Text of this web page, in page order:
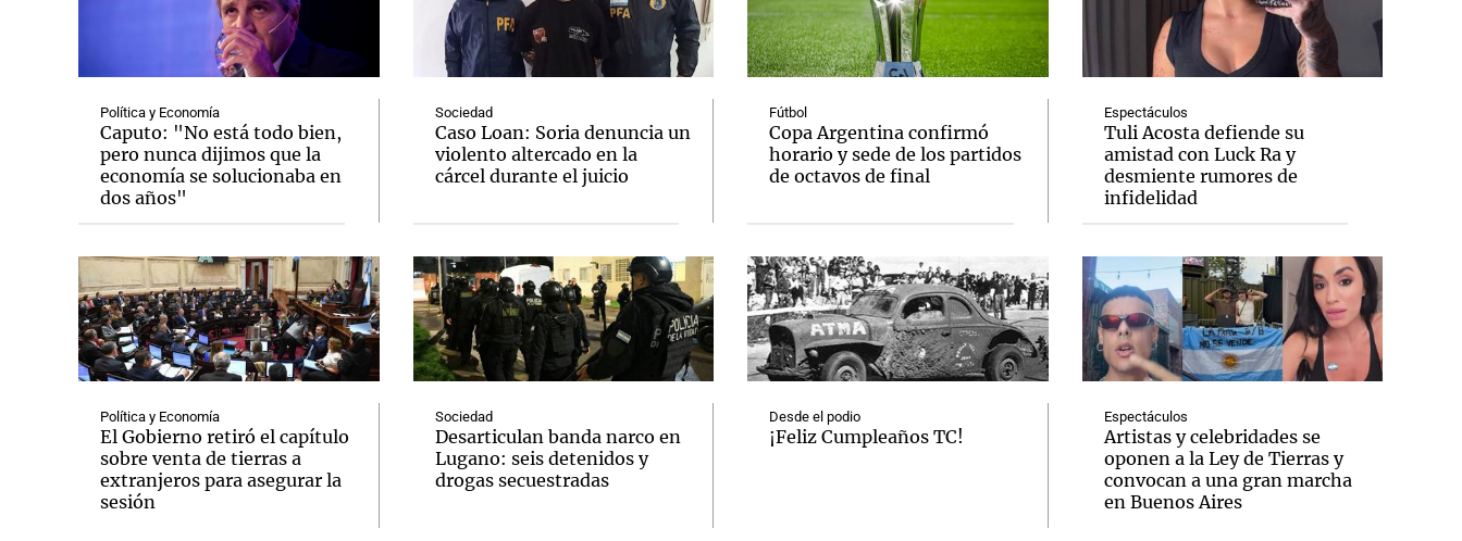
Política y Economía
Caputo: "No está todo bien,
pero nunca dijimos que la
economía se solucionaba en
dos años"
Política y Economía
El Gobierno retiró el capítulo
sobre venta de tierras a
extranjeros para asegurar la
sesión
Sociedad
Caso Loan: Soria denuncia un
violento altercado en la
cárcel durante el juicio
Sociedad
Desarticulan banda narco en
Lugano: seis detenidos y
drogas secuestradas
Fútbol
Copa Argentina confirmó
horario y sede de los partidos
de octavos de final
Desde el podio
¡Feliz Cumpleaños TC!
Espectáculos
Tuli Acosta defiende su
amistad con Luck Ra y
desmiente rumores de
infidelidad
Espectáculos
Artistas y celebridades se
oponen a la Ley de Tierras y
convocan a una gran marcha
en Buenos Aires